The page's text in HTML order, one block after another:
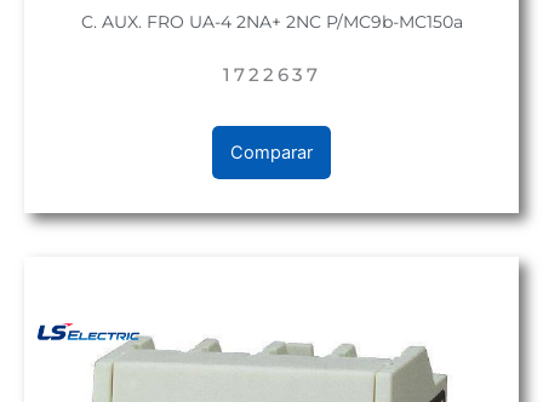
C. AUX. FRO UA-4 2NA+ 2NC P/MC9b-MC150a
1722637
Comparar